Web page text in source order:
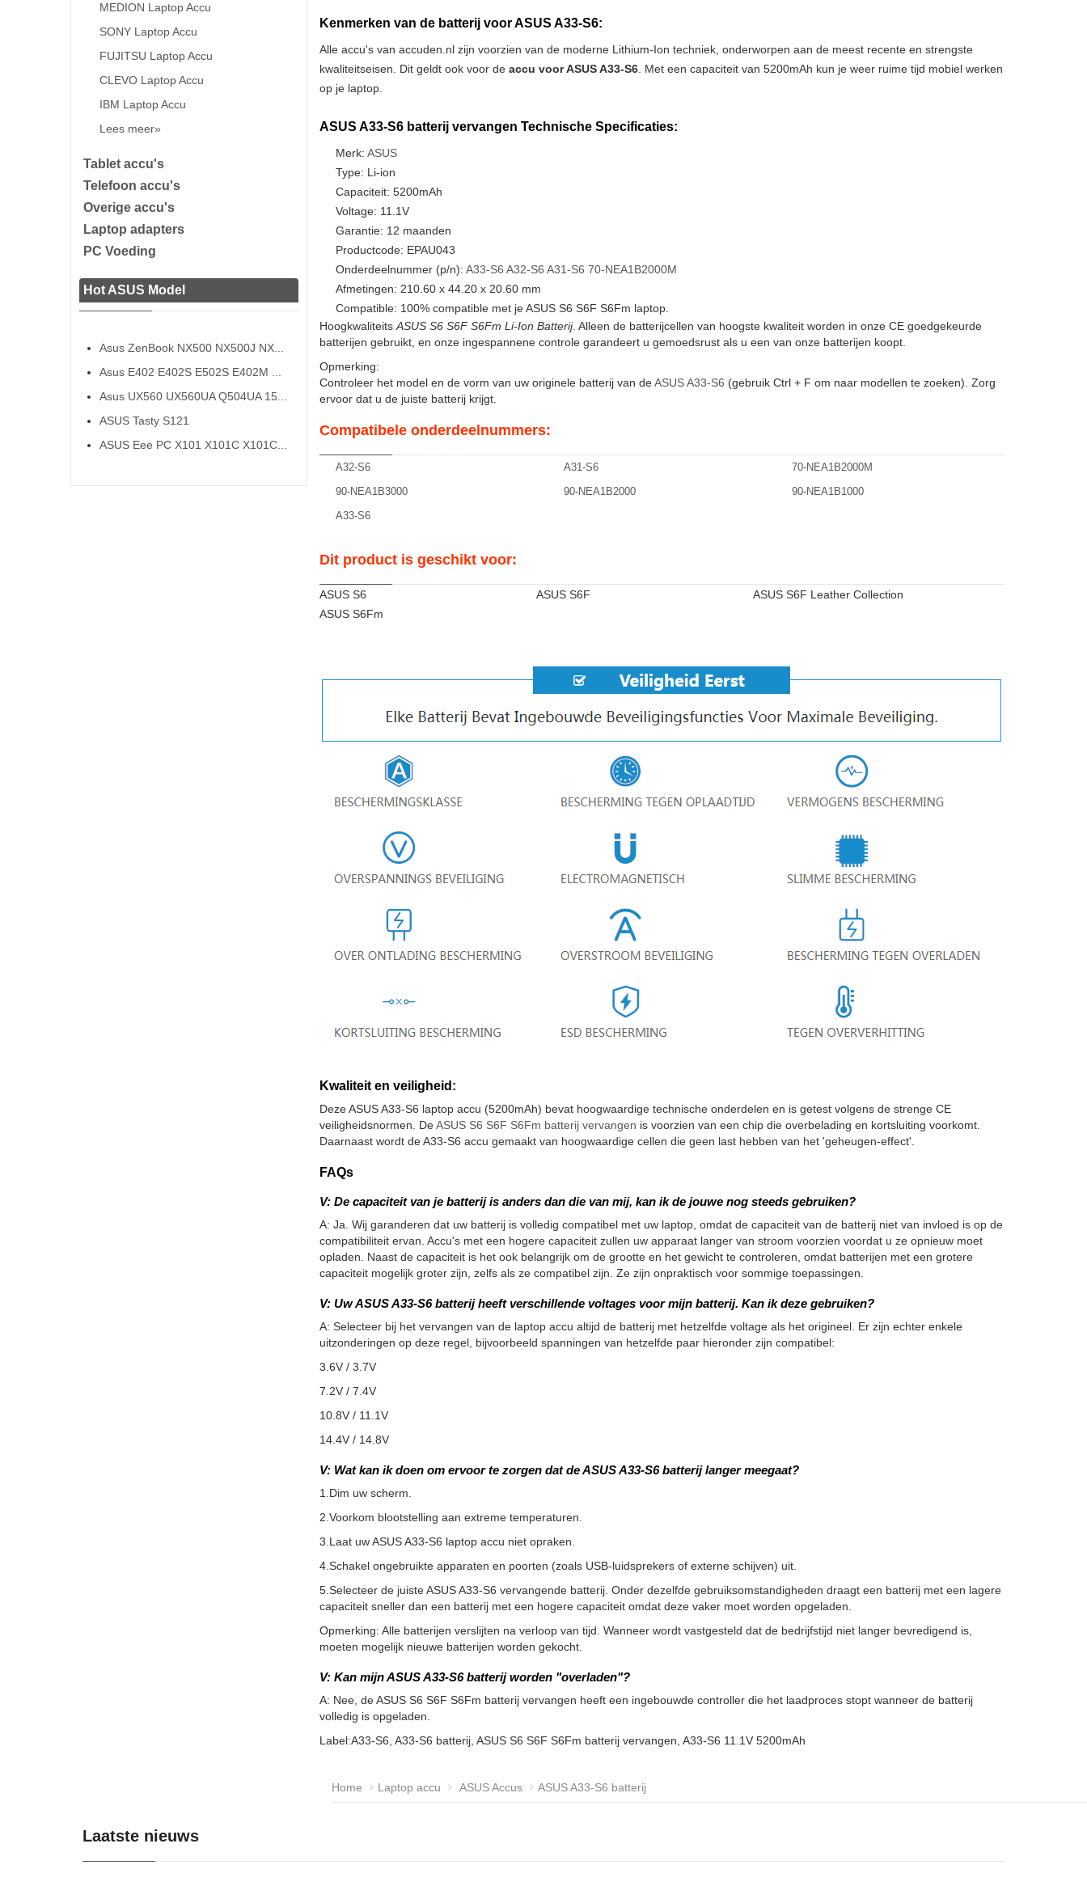
MEDION Laptop Accu
SONY Laptop Accu
FUJITSU Laptop Accu
CLEVO Laptop Accu
IBM Laptop Accu
Lees meer»
Tablet accu's
Telefoon accu's
Overige accu's
Laptop adapters
PC Voeding
Hot ASUS Model
Asus ZenBook NX500 NX500J NX...
Asus E402 E402S E502S E402M ...
Asus UX560 UX560UA Q504UA 15...
ASUS Tasty S121
ASUS Eee PC X101 X101C X101C...
Kenmerken van de batterij voor ASUS A33-S6:
Alle accu's van accuden.nl zijn voorzien van de moderne Lithium-Ion techniek, onderworpen aan de meest recente en strengste
kwaliteitseisen. Dit geldt ook voor de accu voor ASUS A33-S6. Met een capaciteit van 5200mAh kun je weer ruime tijd mobiel werken
op je laptop.
ASUS A33-S6 batterij vervangen Technische Specificaties:
Merk: ASUS
Type: Li-ion
Capaciteit: 5200mAh
Voltage: 11.1V
Garantie: 12 maanden
Productcode: EPAU043
Onderdeelnummer (p/n): A33-S6 A32-S6 A31-S6 70-NEA1B2000M
Afmetingen: 210.60 x 44.20 x 20.60 mm
Compatible: 100% compatible met je ASUS S6 S6F S6Fm laptop.
Hoogkwaliteits ASUS S6 S6F S6Fm Li-Ion Batterij. Alleen de batterijcellen van hoogste kwaliteit worden in onze CE goedgekeurde
batterijen gebruikt, en onze ingespannene controle garandeert u gemoedsrust als u een van onze batterijen koopt.
Opmerking:
Controleer het model en de vorm van uw originele batterij van deASUS A33-S6 (gebruik Ctrl + F om naar modellen te zoeken). Zorg
ervoor dat u de juiste batterij krijgt.
Compatibele onderdeelnummers:
A32-S6 A31-S6
70-NEA1B2000M
90-NEA1B3000
90-NEA1B2000
90-NEA1B1000
A33-S6
Dit product is geschikt voor:
ASUS S6 ASUS S6F
ASUS S6F Leather Collection
ASUS S6Fm
Kwaliteit en veiligheid:
Deze ASUS A33-S6 laptop accu (5200mAh) bevat hoogwaardige technische onderdelen en is getest volgens de strenge CE
veiligheidsnormen. DeASUS S6 S6F S6Fm batterij vervangen is voorzien van een chip die overbelading en kortsluiting voorkomt.
Daarnaast wordt de A33-S6 accu gemaakt van hoogwaardige cellen die geen last hebben van het 'geheugen-effect'.
FAQs
V: De capaciteit van je batterij is anders dan die van mij, kan ik de jouwe nog steeds gebruiken?
A: Ja. Wij garanderen dat uw batterij is volledig compatibel met uw laptop, omdat de capaciteit van de batterij niet van invloed is op de
compatibiliteit ervan. Accu's met een hogere capaciteit zullen uw apparaat langer van stroom voorzien voordat u ze opnieuw moet
opladen. Naast de capaciteit is het ook belangrijk om de grootte en het gewicht te controleren, omdat batterijen met een grotere
capaciteit mogelijk groter zijn, zelfs als ze compatibel zijn. Ze zijn onpraktisch voor sommige toepassingen.
V: Uw ASUS A33-S6 batterij heeft verschillende voltages voor mijn batterij. Kan ik deze gebruiken?
A: Selecteer bij het vervangen van de laptop accu altijd de batterij met hetzelfde voltage als het origineel. Er zijn echter enkele
uitzonderingen op deze regel, bijvoorbeeld spanningen van hetzelfde paar hieronder zijn compatibel:
3.6V / 3.7V
7.2V / 7.4V
10.8V / 11.1V
14.4V / 14.8V
V: Wat kan ik doen om ervoor te zorgen dat de ASUS A33-S6 batterij langer meegaat?
1.Dim uw scherm.
2.Voorkom blootstelling aan extreme temperaturen.
3.Laat uw ASUS A33-S6 laptop accu niet opraken.
4.Schakel ongebruikte apparaten en poorten (zoals USB-luidsprekers of externe schijven) uit.
5.Selecteer de juiste ASUS A33-S6 vervangende batterij. Onder dezelfde gebruiksomstandigheden draagt een batterij met een lagere
capaciteit sneller dan een batterij met een hogere capaciteit omdat deze vaker moet worden opgeladen.
Opmerking: Alle batterijen verslijten na verloop van tijd. Wanneer wordt vastgesteld dat de bedrijfstijd niet langer bevredigend is,
moeten mogelijk nieuwe batterijen worden gekocht.
V: Kan mijn ASUS A33-S6 batterij worden "overladen"?
A: Nee, de ASUS S6 S6F S6Fm batterij vervangen heeft een ingebouwde controller die het laadproces stopt wanneer de batterij
volledig is opgeladen.
Label:A33-S6, A33-S6 batterij, ASUS S6 S6F S6Fm batterij vervangen, A33-S6 11.1V 5200mAh
Home Laptop accu ASUS Accus ASUS A33-S6 batterij
Laatste nieuws